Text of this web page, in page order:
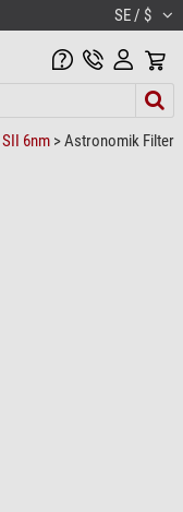
SE / $
SII 6nm > Astronomik Filter